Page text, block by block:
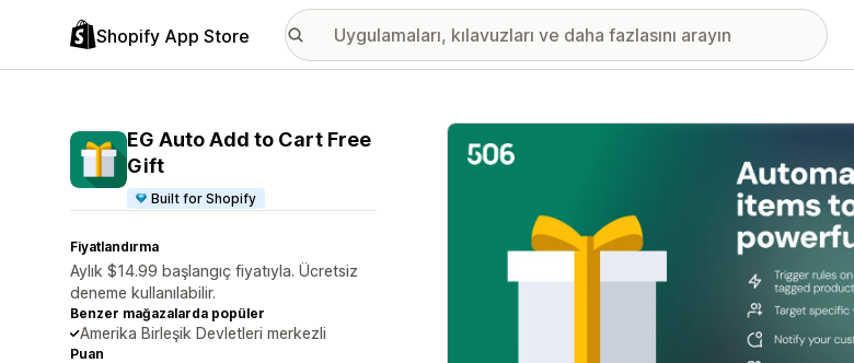
Shopify App Store
EG Auto Add to Cart Free
Gift
Built for Shopify
Fiyatlandırma
Aylık $14.99 başlangıç fiyatıyla. Ücretsiz
deneme kullanılabilir.
Benzer mağazalarda popüler
Amerika Birleşik Devletleri merkezli
Puan
Öne çıkan görsel galerisi